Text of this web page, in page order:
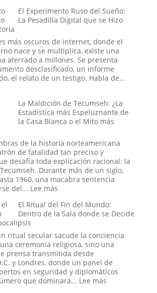
Hombres
de
Negro
El Experimento Ruso del Sueño:
La Pesadilla Digital que se Hizo
más oscuros de internet, donde el
nace y se multiplica, existe una
aterrado a millones. Se presenta
desclasificado, un informe
el relato de un testigo. Habla de...
La Maldición de Tecumseh: ¿La
Estadística más Espeluznante de
la Casa Blanca o el Mito más
de la historia norteamericana
de fatalidad tan preciso y
desafía toda explicación racional: la
Durante más de un siglo,
1960, una macabra sentencia
del... Lee más:
Maldición
de
¿La
Estadística
más
Espeluznante
de
la
El Ritual del Fin del Mundo:
Dentro de la Sala donde se Decide
ritual secular sacude la conciencia
ceremonia religiosa, sino una
prensa transmitida desde
y Londres, donde un panel de
en seguridad y diplomáticos
que dominará... Lee más: